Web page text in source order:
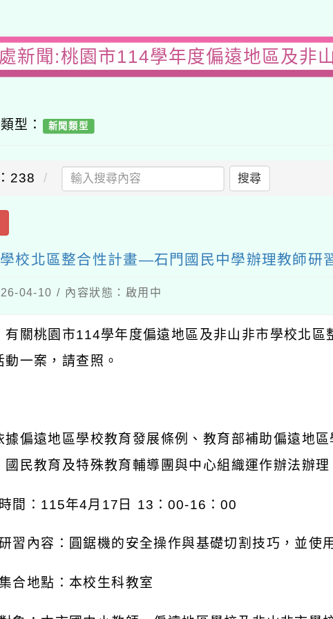
新聞:桃園市114學年度偏遠地區及非
型： 新聞類型
238 搜尋
校北區整合性計畫—石門國民中學辦理教師研
04-10 / 內容狀態：啟用中
有關桃園市114學年度偏遠地區及非山非市學校北
動一案，請查照。
據偏遠地區學校教育發展條例、教育部補助偏遠地區
國民教育及特殊教育輔導團與中心組織運作辦法辦理
間： 115年4月 17 日 13 ：00-16 ：00
習內容：圓鋸機的安全操作與基礎切割技巧，並使
合地點：本校生科教室